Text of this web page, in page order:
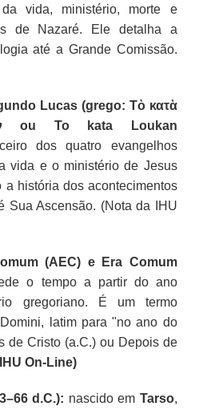
vida, ministério, morte e
de Nazaré. Ele detalha a
até a Grande Comissão.
Lucas (grego: Τὸ κατὰ
ou To kata Loukan
dos quatro evangelhos
vida e o ministério de Jesus
a história dos acontecimentos
Sua Ascensão. (Nota da IHU
(AEC) e Era Comum
o tempo a partir do ano
gregoriano. É um termo
latim para "no ano do
de Cristo (a.C.) ou Depois de
On-Line)
d.C.): nascido em Tarso,